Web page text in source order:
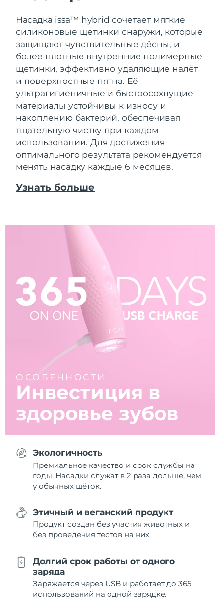
Насадка issa™ hybrid сочетает мягкие
силиконовые щетинки снаружи, которые
защищают чувствительные дёсны, и
более плотные внутренние полимерные
щетинки, эффективно удаляющие налёт
и поверхностные пятна. Её
ультрагигиеничные и быстросохнущие
материалы устойчивы к износу и
накоплению бактерий, обеспечивая
тщательную чистку при каждом
использовании. Для достижения
оптимального результата рекомендуется
менять насадку каждые 6 месяцев.
Узнать больше
ОСОБЕННОСТИ
Инвестиция в
здоровье зубов
Экологичность
Премиальное качество и срок службы на
годы. Насадки служат в 2 раза дольше, чем
у обычных щёток.
Этичный и веганский продукт
Продукт создан без участия животных и
без проведения тестов на них.
Долгий срок работы от одного
заряда
Заряжается через USB и работает до 365
использований на одной зарядке.